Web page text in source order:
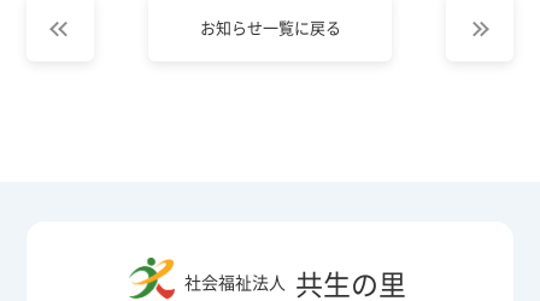
お知らせ一覧に戻る
社会福祉法人 共生の里